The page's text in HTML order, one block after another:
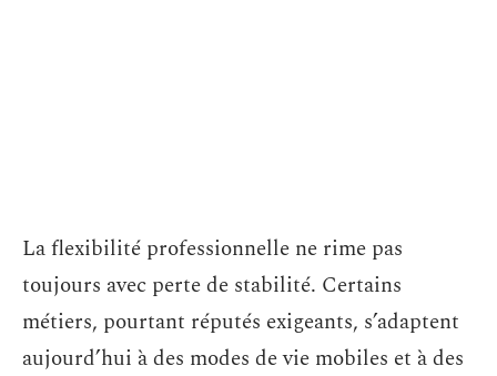
La flexibilité professionnelle ne rime pas
toujours avec perte de stabilité. Certains
métiers, pourtant réputés exigeants, s’adaptent
aujourd’hui à des modes de vie mobiles et à des